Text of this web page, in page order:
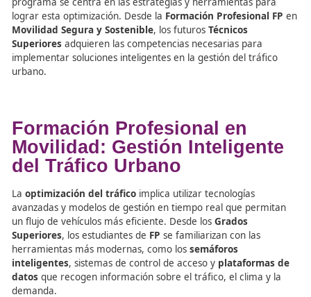
Lagestión del tráficoes uno de los mayores retos
ciudades del futuro. Con el aumento de la población
los vehículos en circulación, es fundamental
sistemas eficientes que optimicen el flujo de tráfico,
contaminación y mejoren la seguridad vial. El
Movilidad Segura y Sostenible, los futuros
Superioresadquieren las competencias necesarias para
implementar soluciones inteligentes en la gestión del
urbano.
Formación Profesional en
Movilidad: Gestión
del Tráfico Urbano